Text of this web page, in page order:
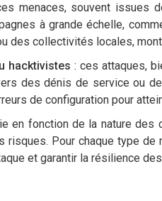
menaces, souvent issues
à grande échelle,
des collectivités locales,
hacktivistes : ces attaques,
des dénis de service ou
de configuration pour
en fonction de la nature
Pour chaque type
et garantir la résilience